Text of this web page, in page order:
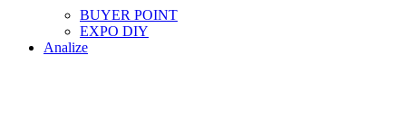
BUYER POINT
EXPO DIY
Analize